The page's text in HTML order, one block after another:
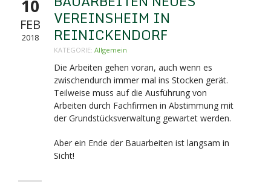
10
FEB
2018
VEREINSHEIM IN
REINICKENDORF
KATEGORIE: Allgemein
Die Arbeiten gehen voran, auch wenn es
zwischendurch immer mal ins Stocken gerät.
Teilweise muss auf die Ausführung von
Arbeiten durch Fachfirmen in Abstimmung mit
der Grundstücksverwaltung gewartet werden.
Aber ein Ende der Bauarbeiten ist langsam in
Sicht!